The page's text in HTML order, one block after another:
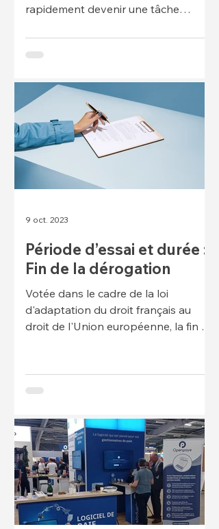
rapidement devenir une tâche
les...
Période d’essai et durée :
Fin de la dérogation
Votée dans le cadre de la loi
d'adaptation du droit français au
droit de l'Union européenne, la fin de
9 oct. 2023